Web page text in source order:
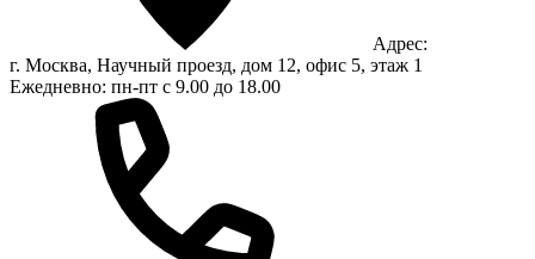
Адрес:
г. Москва, Научный проезд, дом 12, офис 5, этаж 1
Ежедневно: пн-пт с 9.00 до 18.00